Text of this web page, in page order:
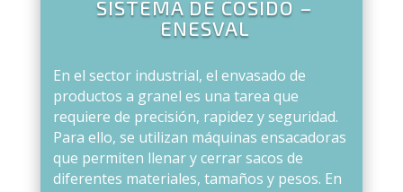
SISTEMA DE COSIDO –
ENESVAL
En el sector industrial, el envasado de
productos a granel es una tarea que
requiere de precisión, rapidez y seguridad.
Para ello, se utilizan máquinas ensacadoras
que permiten llenar y cerrar sacos de
diferentes materiales, tamaños y pesos. En